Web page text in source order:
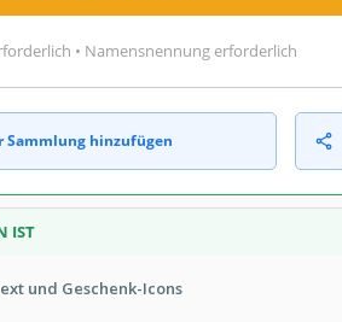
• Namensnennung erforderlich
Sammlung hinzufügen
IST
und Geschenk-Icons